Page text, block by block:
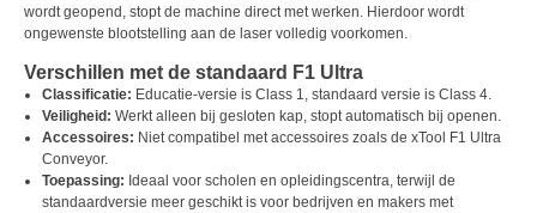
wordt geopend, stopt de machine direct met werken. Hierdoor wordt
ongewenste blootstelling aan de laser volledig voorkomen.
Verschillen met de standaard F1 Ultra
Classificatie: Educatie-versie is Class 1, standaard versie is Class 4.
Veiligheid: Werkt alleen bij gesloten kap, stopt automatisch bij openen.
Accessoires: Niet compatibel met accessoires zoals de xTool F1 Ultra
Conveyor.
Toepassing: Ideaal voor scholen en opleidingscentra, terwijl de
standaardversie meer geschikt is voor bedrijven en makers met